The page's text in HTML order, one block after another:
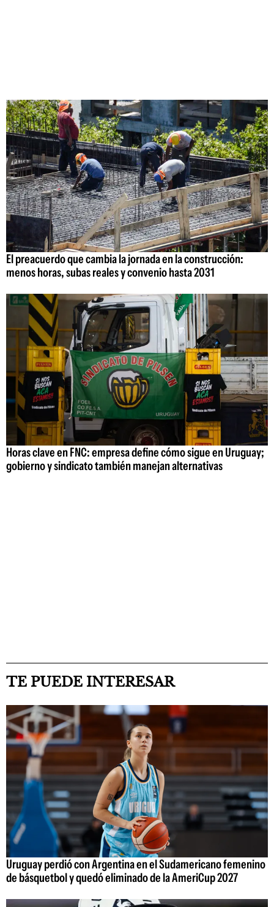
El preacuerdo que cambia la jornada en la construcción:
menos horas, subas reales y convenio hasta 2031
Horas clave en FNC: empresa define cómo sigue en Uruguay;
gobierno y sindicato también manejan alternativas
TE PUEDE INTERESAR
Uruguay perdió con Argentina en el Sudamericano femenino
de básquetbol y quedó eliminado de la AmeriCup 2027